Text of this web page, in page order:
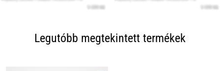
Legutóbb megtekintett termékek